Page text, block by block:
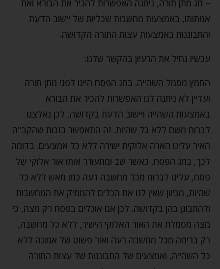
– חג מתן תורה, ניתנה האפשרות להכיר את הבורא ואת
אמתותו, באמצעות מחשבות שכליות של יישוב הדעת
והתבוננות באמצעות עצות התורה הקדושה.
עכשיו נחיל את הרעיון בהקשר שלנו:
החמץ מסמל השהייה. בחג הפסח היינו לפני מתן תורה
ועדיין לא ניתנה לנו האפשרות להכיר את הבורא
באמצעות השהייה ויישוב הדעת בקדושה, לכן נאלצנו
לברוח משם ללא כל שהיות. זה התאפשר בזכות שהקב"ה
האיר עלינו הארה אלוקית ישירה ללא כל אמצעים. בדומה
לכך, בחג הפסח, כאשר שב ומתעורר אותו אור אלוקי של
פסח, עלינו לברוח מכל מחשבה רעה כמו מאש ללא כל
שהיות, מכיוון שאין לנו את הכלים להמתיק את המחשבות
ולהתבונן בהן בקדושה. לכן אנו אוכלים בפסח רק מצה, כי
מצה מסמלת את האור האלוקי הישיר, ללא כל מחשבה,
רק בריחה מכל מחשבה רעה ואור פשוט של אמונה ללא
כל השהייה, ואמצעים של התבוננות של עצות התורה